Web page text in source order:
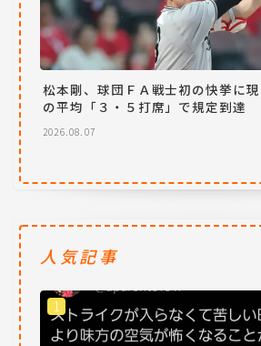
松本剛、球団ＦＡ戦士初の快挙に
の平均「３・５打席」で規定到達
2026.08.07
人気記事